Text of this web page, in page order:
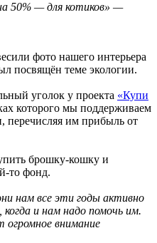
50% — для котиков» —
фото нашего интерьера
посвящён теме экологии.
уголок у проекта «Купи
которого мы поддерживаем
перечисляя им прибыль от
брошку-кошку и
то фонд.
нам все эти годы активно
и нам надо помочь им.
внимание